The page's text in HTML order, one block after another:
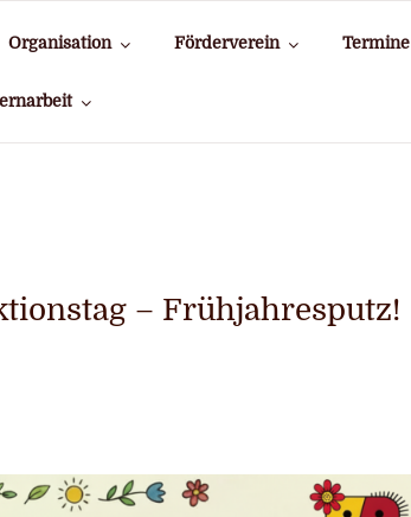
Organisation Förderverein Termine
– Frühjahresputz!